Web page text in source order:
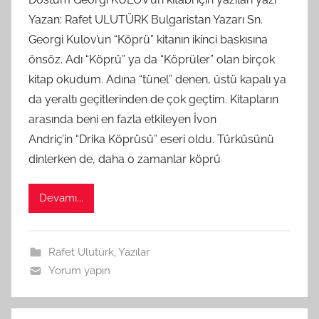
S
A
M
a
r
a
f
ı
Yazan: Rafet ULUTÜRK Bulgaristan Yazarı Sn.
Georgi Kulov’un “Köprü” kitanın ikinci baskısına
önsöz. Adı “Köprü” ya da “Köprüler” olan birçok
kitap okudum. Adına “tünel” denen, üstü kapalı ya
da yeraltı geçitlerinden de çok geçtim. Kitapların
arasında beni en fazla etkileyen İvon
Andriç’in “Drika Köprüsü” eseri oldu. Türküsünü
dinlerken de, daha o zamanlar köprü
Devamı...
Rafet Ulutürk,Yazılar
Yorum yapın